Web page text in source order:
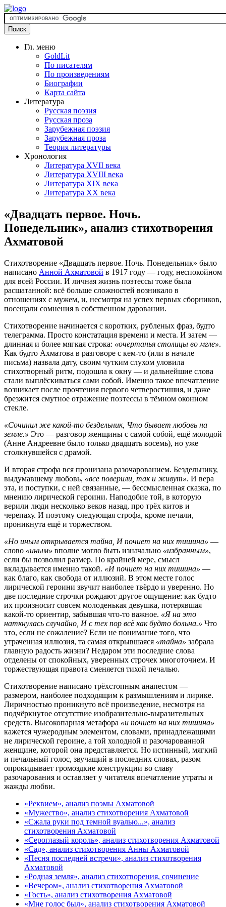
Гл. меню
GoldLit
По писателям
По произведениям
Биографии
Карта сайта
Литература
Русская поэзия
Русская проза
Зарубежная поэзия
Зарубежная проза
Теория литературы
Хронология
Литература XVII века
Литература XVIII века
Литература XIX века
Литература XX века
«Двадцать первое. Ночь.
Понедельник», анализ стихотворения
Ахматовой
Стихотворение «Двадцать первое. Ночь. Понедельник» было
написано Анной Ахматовой в 1917 году — году, неспокойном
для всей России. И личная жизнь поэтессы тоже была
расшатанной: всё больше сложностей возникало в
отношениях с мужем, и, несмотря на успех первых сборников,
посещали сомнения в собственном даровании.
Стихотворение начинается с коротких, рубленых фраз, будто
телеграмма. Просто констатация времени и места. И затем —
длинная и более мягкая строка: «очертанья столицы во мгле».
Как будто Ахматова в разговоре с кем-то (или в начале
письма) назвала дату, своим чутким слухом уловила
стихотворный ритм, подошла к окну — и дальнейшие слова
стали выплёскиваться сами собой. Именно такое впечатление
возникает после прочтения первого четверостишия, и даже
брезжится смутное отражение поэтессы в тёмном оконном
стекле.
«Сочинил же какой-то бездельник, Что бывает любовь на
земле.» Это — разговор женщины с самой собой, ещё молодой
(Анне Андреевне было только двадцать восемь), но уже
столкнувшейся с драмой.
И вторая строфа вся пронизана разочарованием. Бездельнику,
выдумавшему любовь, «все поверили, так и живут». И вера
эта, и поступки, с ней связанные, — бессмысленная сказка, по
мнению лирической героини. Наподобие той, в которую
верили люди несколько веков назад, про трёх китов и
черепаху. И поэтому следующая строфа, кроме печали,
проникнута ещё и торжеством.
«Но иным открывается тайна, И почиет на них тишина» —
слово «иным» вполне могло быть изначально «избранным»,
если бы позволил размер. По крайней мере, смысл
вкладывается именно такой. «И почиет на них тишина» —
как благо, как свобода от иллюзий. В этом месте голос
лирической героини звучит наиболее твёрдо и уверенно. Но
две последние строчки рождают другое ощущение: как будто
их произносит совсем молоденькая девушка, потерявшая
какой-то ориентир, забывшая что-то важное. «Я на это
наткнулась случайно, И с тех пор всё как будто больна.» Что
это, если не сожаление? Если не понимание того, что
утраченная иллюзия, та самая открывшаяся «тайна» забрала
главную радость жизни? Недаром эти последние слова
отделены от спокойных, уверенных строчек многоточием. И
торжествующая правота сменяется тихой печалью.
Стихотворение написано трёхстопным анапестом —
размером, наиболее подходящим к размышлениям и лирике.
Лиричностью проникнуто всё произведение, несмотря на
подчёркнутое отсутствие изобразительно-выразительных
средств. Высокопарная метафора «и почиет на них тишина»
кажется чужеродным элементом, словами, принадлежащими
не лирической героине, а той холодной и разочарованной
женщине, которой она представляется. Но истинный, мягкий
и печальный голос, звучащий в последних словах, разом
опрокидывает громоздкие конструкции во славу
разочарования и оставляет у читателя впечатление утраты и
жажды любви.
«Реквием», анализ поэмы Ахматовой
«Мужество», анализ стихотворения Ахматовой
«Сжала руки под темной вуалью...», анализ
стихотворения Ахматовой
«Сероглазый король», анализ стихотворения Ахматовой
«Сад», анализ стихотворения Анны Ахматовой
«Песня последней встречи», анализ стихотворения
Ахматовой
«Родная земля», анализ стихотворения, сочинение
«Вечером», анализ стихотворения Ахматовой
«Гость», анализ стихотворения Ахматовой
«Мне голос был», анализ стихотворения Ахматовой